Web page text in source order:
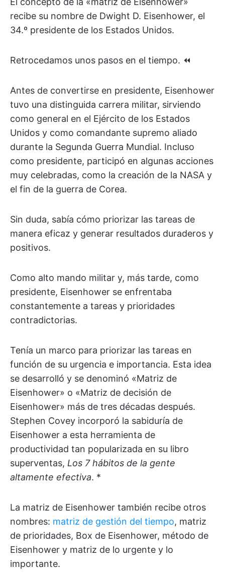
recibe su nombre de Dwight D. Eisenhower, el
34.º presidente de los Estados Unidos.
Retrocedamos unos pasos en el tiempo. ⏪
Antes de convertirse en presidente, Eisenhower
tuvo una distinguida carrera militar, sirviendo
como general en el Ejército de los Estados
Unidos y como comandante supremo aliado
durante la Segunda Guerra Mundial. Incluso
como presidente, participó en algunas acciones
muy celebradas, como la creación de la NASA y
el fin de la guerra de Corea.
Sin duda, sabía cómo priorizar las tareas de
manera eficaz y generar resultados duraderos y
positivos.
Como alto mando militar y, más tarde, como
presidente, Eisenhower se enfrentaba
constantemente a tareas y prioridades
contradictorias.
Tenía un marco para priorizar las tareas en
función de su urgencia e importancia. Esta idea
se desarrolló y se denominó «Matriz de
Eisenhower» o «Matriz de decisión de
Eisenhower» más de tres décadas después.
Stephen Covey incorporó la sabiduría de
Eisenhower a esta herramienta de
productividad tan popularizada en su libro
superventas, Los 7 hábitos de la gente
altamente efectiva. *
La matriz de Eisenhower también recibe otros
nombres: matriz de gestión del tiempo, matriz
de prioridades, Box de Eisenhower, método de
Eisenhower y matriz de lo urgente y lo
importante.